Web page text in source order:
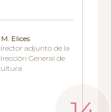
Elices
adjunto de la
General de